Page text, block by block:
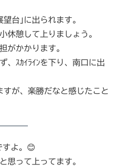
望台｣に出られます。
休憩して上りましょう。
がかかります。
、ｽｶｲﾗｲﾝを下り、南口に出
が、楽勝だなと感じたこと
すよ。😊
思って上ってます。